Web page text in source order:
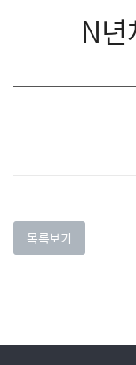
N년
목록보기